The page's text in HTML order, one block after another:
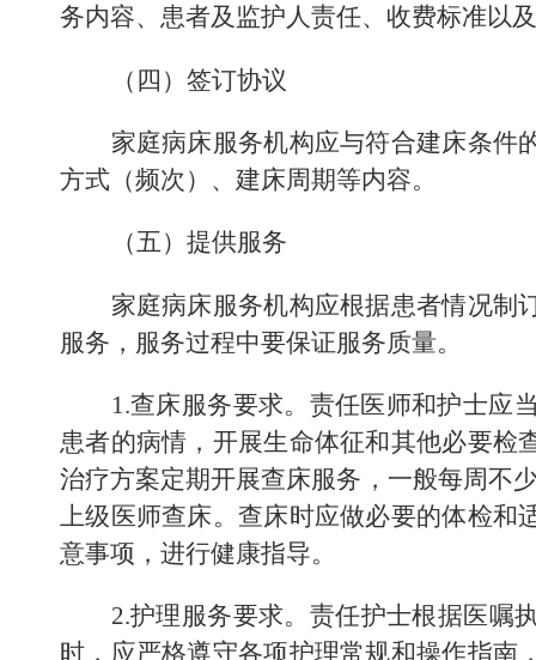
务内容、患者及监护人责任、收费标准以
（四）签订协议
家庭病床服务机构应与符合建床条件
方式（频次）、建床周期等内容。
（五）提供服务
家庭病床服务机构应根据患者情况制
服务，服务过程中要保证服务质量。
1.查床服务要求。责任医师和护士应
患者的病情，开展生命体征和其他必要检
治疗方案定期开展查床服务， 一般每周不
上级医师查床。查床时应做必要的体检和
意事项，进行健康指导。
2.护理服务要求。责任护士根据医嘱
时，应严格遵守各项护理常规和操作指南